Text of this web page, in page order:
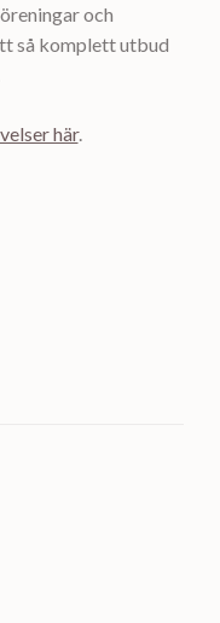
och
så komplett utbud
här.